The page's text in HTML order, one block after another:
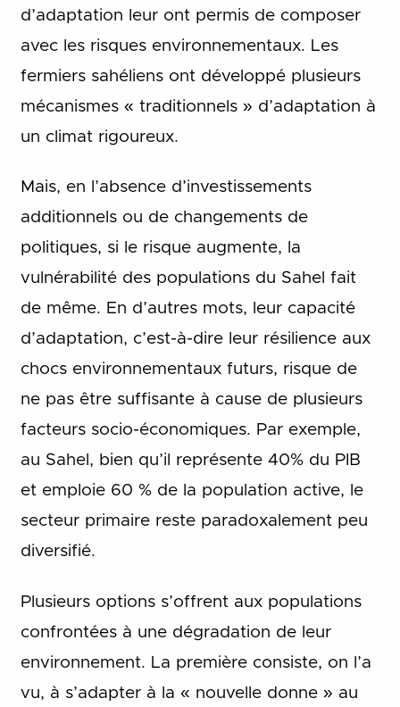
d’adaptation leur ont permis de composer
avec les risques environnementaux. Les
fermiers sahéliens ont développé plusieurs
mécanismes « traditionnels » d’adaptation à
un climat rigoureux.
Mais, en l’absence d’investissements
additionnels ou de changements de
politiques, si le risque augmente, la
vulnérabilité des populations du Sahel fait
de même. En d’autres mots, leur capacité
d’adaptation, c’est-à-dire leur résilience aux
chocs environnementaux futurs, risque de
ne pas être suffisante à cause de plusieurs
facteurs socio-économiques. Par exemple,
au Sahel, bien qu’il représente 40% du PIB
et emploie 60 % de la population active, le
secteur primaire reste paradoxalement peu
diversifié.
Plusieurs options s’offrent aux populations
confrontées à une dégradation de leur
environnement. La première consiste, on l’a
vu, à s’adapter à la « nouvelle donne » au